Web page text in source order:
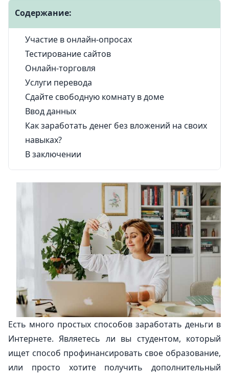
Содержание:
Участие в онлайн-опросах
Тестирование сайтов
Онлайн-торговля
Услуги перевода
Сдайте свободную комнату в доме
Ввод данных
Как заработать денег без вложений на своих
навыках?
В заключении
Есть много простых способов заработать деньги в
Интернете. Являетесь ли вы студентом, который
ищет способ профинансировать свое образование,
или просто хотите получить дополнительный